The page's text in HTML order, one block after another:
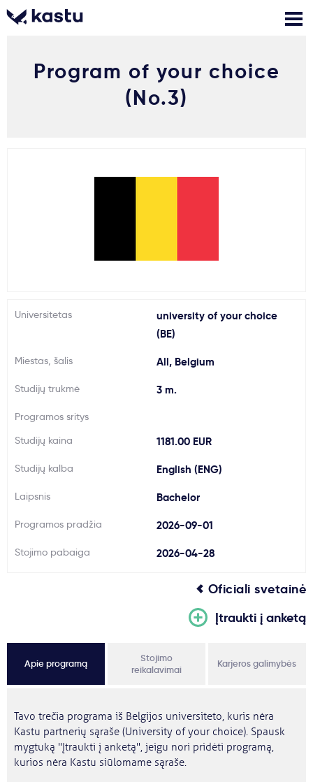
Skambink
Nemokamos
konsultacijos
Kontaktai
Kodėl Kastu?
Program of your choice
(No.3)
Universitetas
university of your choice
(BE)
Miestas, šalis All, Belgium
Studijų trukmė 3 m.
Programos sritys
Studijų kaina
1181.00 EUR
Studijų kalba English (ENG)
Laipsnis Bachelor
Programos pradžia 2026-09-01
Stojimo pabaiga 2026-04-28
Oficiali svetainė
Įtraukti į anketą
Apie programą
Stojimo
reikalavimai
Karjeros galimybės
Tavo trečia programa iš Belgijos universiteto, kuris nėra
Kastu partnerių sąraše (University of your choice). Spausk
mygtuką "Įtraukti į anketą", jeigu nori pridėti programą,
kurios nėra Kastu siūlomame sąraše.